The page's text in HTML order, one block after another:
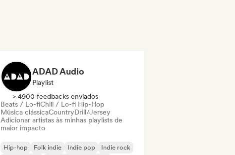
ADAD Audio
Playlist
> 4900 feedbacks enviados
Beats / Lo-fiChill / Lo-fi Hip-Hop
Música clássicaCountryDrill/Jersey
Adicionar artistas às minhas playlists de
maior impacto
Hip-hop Folk indie Indie pop
Indie rock